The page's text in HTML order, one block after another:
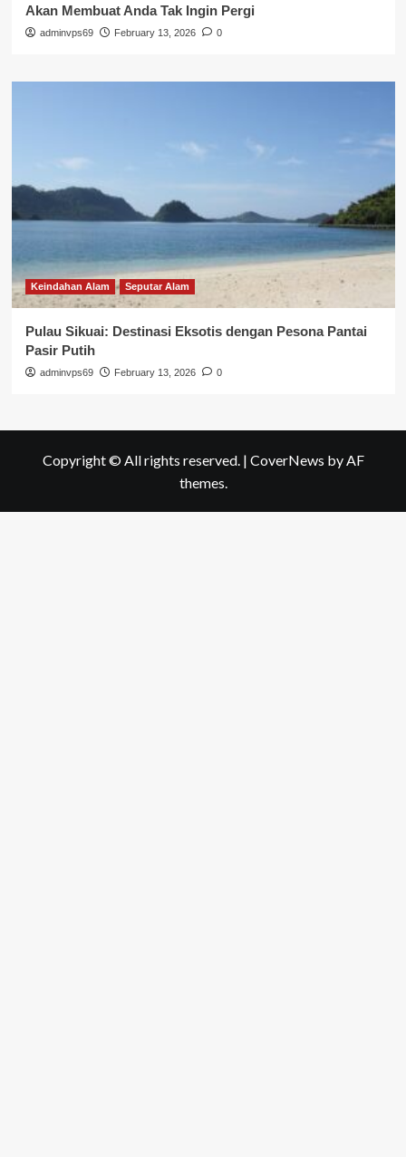
Akan Membuat Anda Tak Ingin Pergi
adminvps69 February 13, 2026 0
Keindahan Alam Seputar Alam
Pulau Sikuai: Destinasi Eksotis dengan Pesona Pantai
Pasir Putih
adminvps69 February 13, 2026 0
Copyright © All rights reserved. | CoverNews by AF
themes.